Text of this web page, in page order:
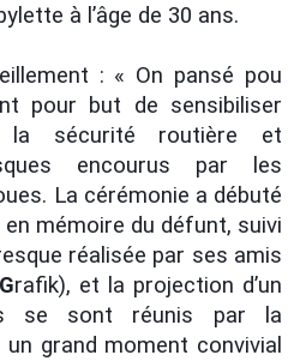
à l’âge de 30 ans.
: « On pansé pou
pour but de sensibiliser
sécurité routière et
encourus par les
La cérémonie a débuté
mémoire du défunt, suivi
réalisée par ses amis
Grafik), et la projection d’un
se sont réunis par la
un grand moment convivial